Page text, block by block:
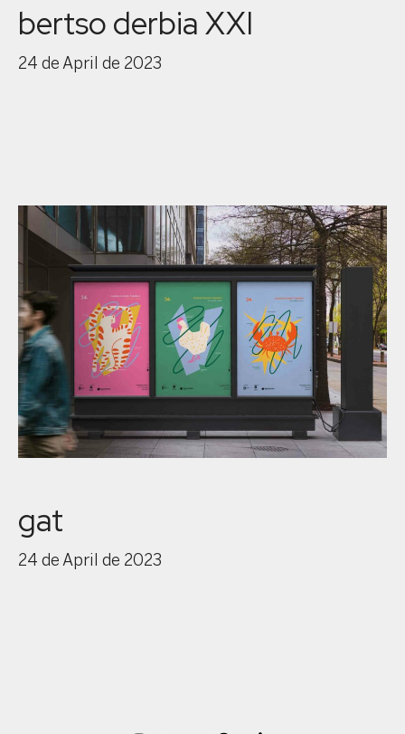
bertso derbia XXI
24 de April de 2023
gat
24 de April de 2023